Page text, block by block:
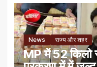
News राज्य और शहर
MP में 52 किलो